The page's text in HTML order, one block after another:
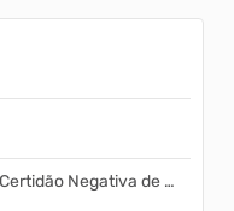
Consulta e Autenticidade da Certidão Negativa de Débitos - C...